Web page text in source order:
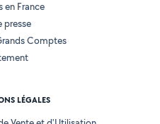
en France
presse
Comptes
LÉGALES